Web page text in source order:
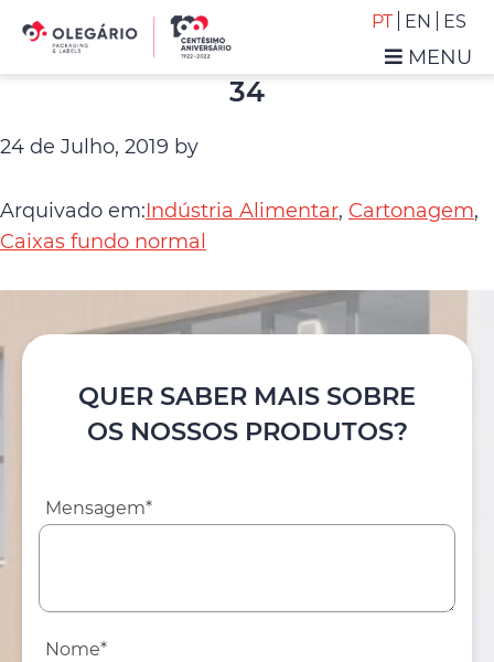
Saltar
para
o
principal
Skip
main
Olegário
Packaging
Labels
PT EN ES
MENU
34
24 de Julho, 2019 by
Arquivado em:Indústria Alimentar, Cartonagem,
Caixas fundo normal
QUER SABER MAIS SOBRE
OS NOSSOS PRODUTOS?
Mensagem*
Nome*